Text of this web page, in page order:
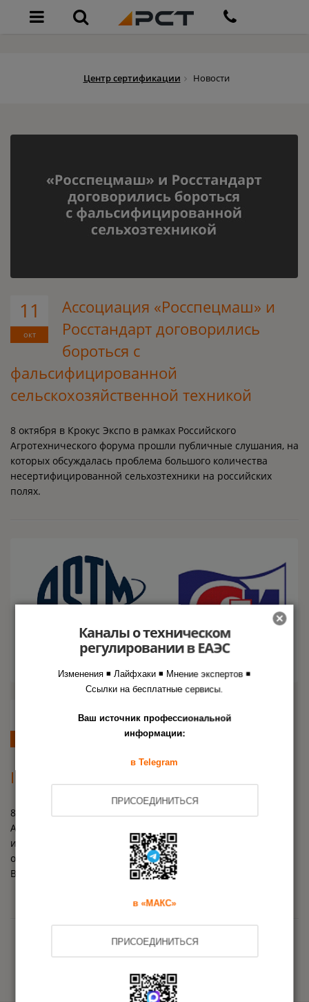
Центр сертификации Новости
11
окт
Ассоциация «Росспецмаш» и
Росстандарт договорились
бороться с
фальсифицированной
сельскохозяйственной техникой
8 октября в Крокус Экспо в рамках Российского
Агротехнического форума прошли публичные слушания, на
которых обсуждалась проблема большого количества
несертифицированной сельхозтехники на российских
полях.
8 октября состоялась рабочая
встреча ФГУП
«Стандартинформ» и ASTM
International
8 октября состоялась рабочая встреча вице-президента
ASTM International (Американского общества по
испытанию материалов) Джона Пэйса и исполняющего
обязанности гендиректора ФГУП «Стандартинформ»
Вячеслава Витушкина.
Каналы о техническом
регулировании в ЕАЭС
Изменения ◾ Лайфхаки ◾ Мнение экспертов ◾
Ссылки на бесплатные сервисы.
Ваш источник профессиональной
информации:
в Telegram
ПРИСОЕДИНИТЬСЯ
в «МАКС»
ПРИСОЕДИНИТЬСЯ